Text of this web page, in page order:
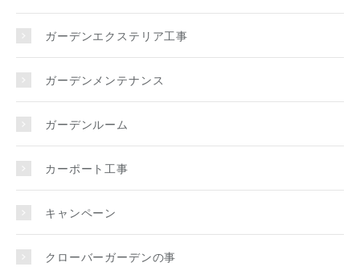
ガーデンエクステリア工事
ガーデンメンテナンス
ガーデンルーム
カーポート工事
キャンペーン
クローバーガーデンの事